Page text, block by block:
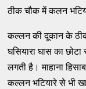
ठीक चौक में कलन
कल्लन की दूकान के ठीक
घसियारा घास का
लगती है। माहाना
कल्लन भटियारे से भी